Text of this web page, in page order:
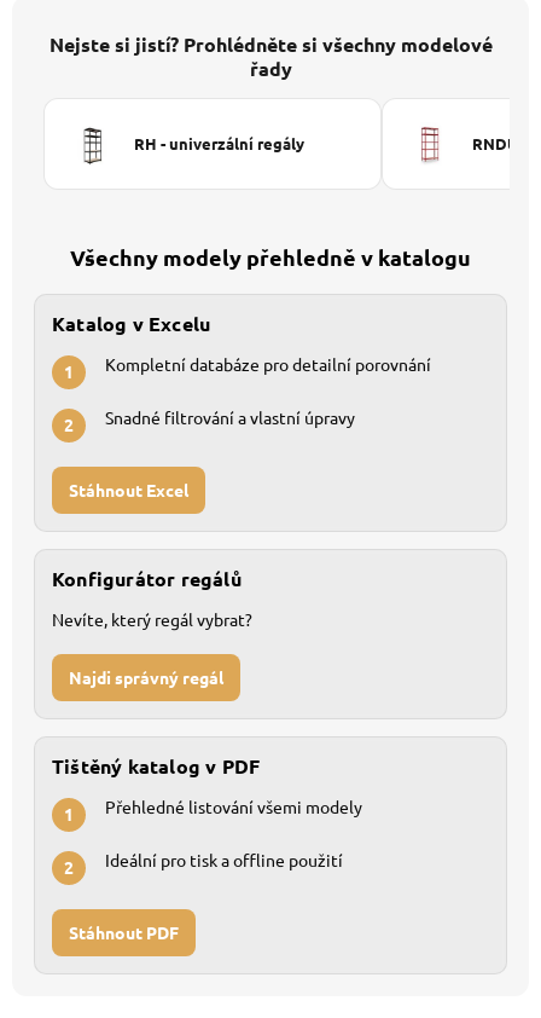
Nejste si jistí? Prohlédněte si všechny modelové
řady
RH - univerzální regály RNDU-
Všechny modely přehledně v katalogu
Katalog v Excelu
1 Kompletní databáze pro detailní porovnání
2 Snadné filtrování a vlastní úpravy
Stáhnout Excel
Konfigurátor regálů
Nevíte, který regál vybrat?
Najdi správný regál
Tištěný katalog v PDF
1 Přehledné listování všemi modely
2 Ideální pro tisk a offline použití
Stáhnout PDF